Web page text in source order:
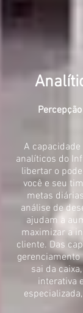
A
analíticos do
libertar o
você e seu
metas
análise de
ajudam a
maximizar a
cliente. Das
gerenciamento
sai da
interativa